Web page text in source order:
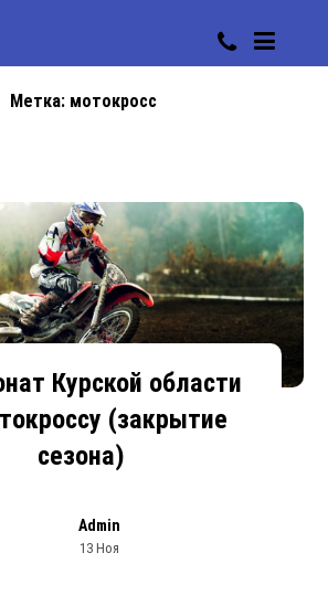
Метка: мотокросс
Курской области
(закрытие
сезона)
Admin
13 Ноя